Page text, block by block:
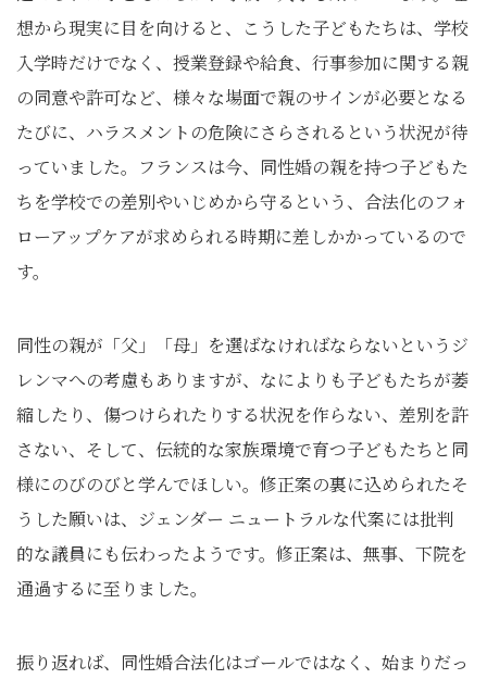
想から現実に目を向けると、こうした子どもたちは、学校
入学時だけでなく、授業登録や給食、行事参加に関する親
の同意や許可など、様々な場面で親のサインが必要となる
たびに、ハラスメントの危険にさらされるという状況が待
っていました。フランスは今、同性婚の親を持つ子どもた
ちを学校での差別やいじめから守るという、合法化のフォ
ローアップケアが求められる時期に差しかかっているので
す。
同性の親が「父」「母」を選ばなければならないというジ
レンマへの考慮もありますが、なによりも子どもたちが萎
縮したり、傷つけられたりする状況を作らない、差別を許
さない、そして、伝統的な家族環境で育つ子どもたちと同
様にのびのびと学んでほしい。修正案の裏に込められたそ
うした願いは、ジェンダー ニュートラルな代案には批判
的な議員にも伝わったようです。修正案は、無事、下院を
通過するに至りました。
振り返れば、同性婚合法化はゴールではなく、始まりだっ